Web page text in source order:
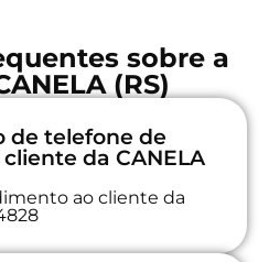
sobre a
(RS)
de telefone de
da CANELA
ao cliente da